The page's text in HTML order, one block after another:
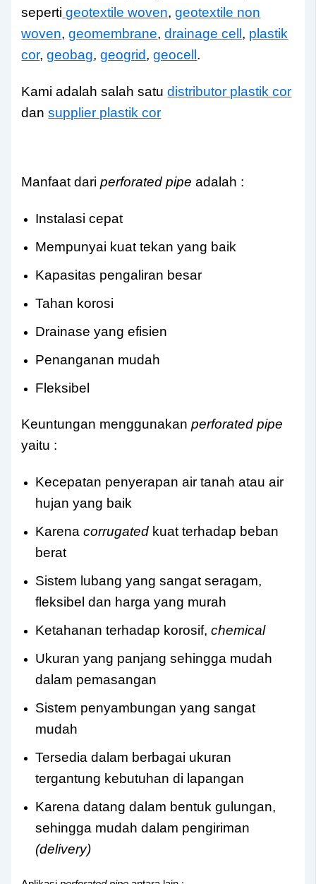
seperti geotextile woven,geotextile non
woven,geomembrane,drainage cell , plastik
cor,geobag,geogrid,geocell .
Kami adalah salah satudistributor plastik cor
dansupplier plastik cor
Manfaat dariperforated pipe adalah :
Instalasi cepat
Mempunyai kuat tekan yang baik
Kapasitas pengaliran besar
Tahan korosi
Drainase yang efisien
Penanganan mudah
Fleksibel
Keuntungan menggunakanperforated pipe
yaitu :
Kecepatan penyerapan air tanah atau air
hujan yang baik
Karenacorrugated kuat terhadap beban
berat
Sistem lubang yang sangat seragam,
fleksibel dan harga yang murah
Ketahanan terhadap korosif,chemical
Ukuran yang panjang sehingga mudah
dalam pemasangan
Sistem penyambungan yang sangat
mudah
Tersedia dalam berbagai ukuran
tergantung kebutuhan di lapangan
Karena datang dalam bentuk gulungan,
sehingga mudah dalam pengiriman
(delivery)